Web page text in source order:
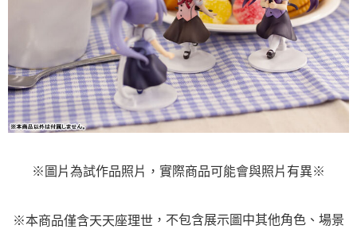
※圖片為試作品照片，實際商品可能會與照片有異※
※本商品僅含天天座理世 ，不包含展示圖中其他角色、場景